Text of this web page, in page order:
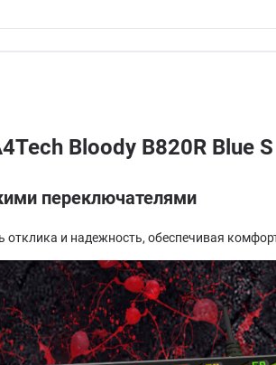
Bloody B820R Blue
переключателями
отклика и надежность, обеспечивая